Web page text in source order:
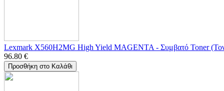
Lexmark X560H2MG High Yield MAGENTA - Συμβατό Toner
96.80 €
Προσθήκη στο Καλάθι